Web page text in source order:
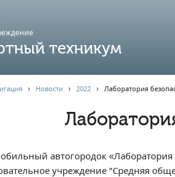
техникум
› Новости › 2022› Лаборатория
автогородок
учреждение "Средняя